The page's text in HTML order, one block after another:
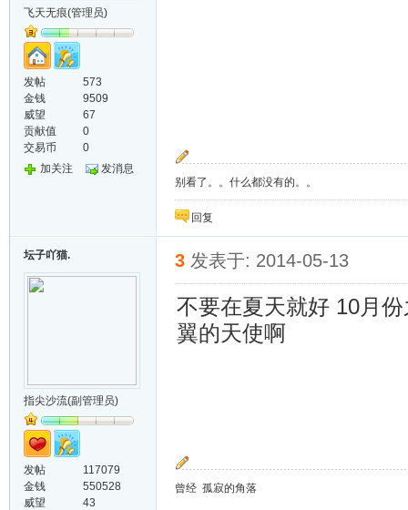
飞天无痕(管理员)
发帖
573
金钱
9509
威望
67
贡献值
0
交易币
0
加关注
发消息
别看了。。什么都没有的。。
回复
坛子吖猫.
指尖沙流(副管理员)
发帖
117079
金钱
550528
威望
43
3 发表于: 2014-05-13
不要在夏天就好 10月
翼的天使啊
曾经 孤寂的角落